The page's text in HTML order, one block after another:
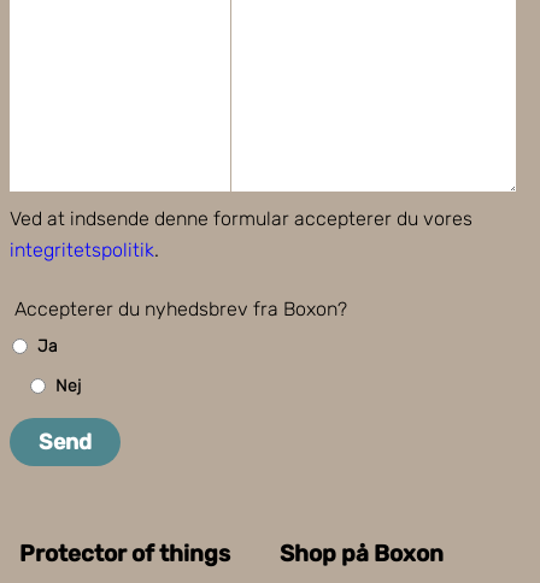
Ved at indsende denne formular accepterer du vores
integritetspolitik.
Accepterer du nyhedsbrev fra Boxon?
Ja
Nej
Send
Protector of things Shop på Boxon